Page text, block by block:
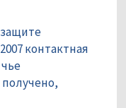
контактная